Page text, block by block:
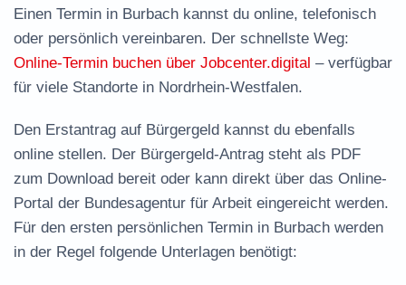
Einen Termin in Burbach kannst du online, telefonisch
oder persönlich vereinbaren. Der schnellste Weg:
Online-Termin buchen über Jobcenter.digital – verfügbar
für viele Standorte in Nordrhein-Westfalen.
Den Erstantrag auf Bürgergeld kannst du ebenfalls
online stellen. Der Bürgergeld-Antrag steht als PDF
zum Download bereit oder kann direkt über das Online-
Portal der Bundesagentur für Arbeit eingereicht werden.
Für den ersten persönlichen Termin in Burbach werden
in der Regel folgende Unterlagen benötigt: